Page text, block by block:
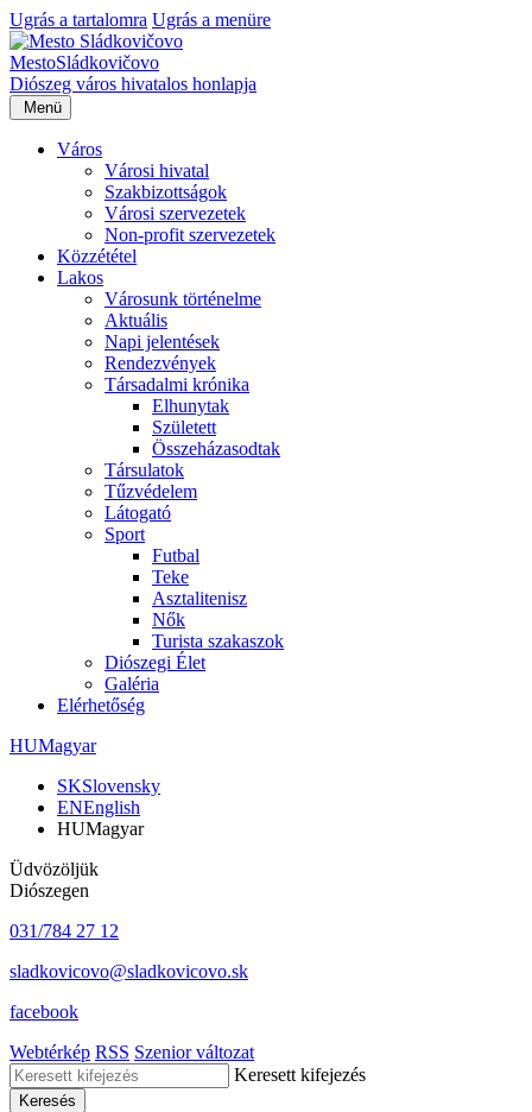
Ugrás a tartalomra Ugrás a menüre
MestoSládkovičovo
Diószeg város hivatalos honlapja
Menü
Város
Városi hivatal
Szakbizottságok
Városi szervezetek
Non-profit szervezetek
Közzététel
Lakos
Városunk történelme
Aktuális
Napi jelentések
Rendezvények
Társadalmi krónika
Elhunytak
Született
Összeházasodtak
Társulatok
Tűzvédelem
Látogató
Sport
Futbal
Teke
Asztalitenisz
Nők
Turista szakaszok
Diószegi Élet
Galéria
Elérhetőség
HUMagyar
SKSlovensky
ENEnglish
HUMagyar
Üdvözöljük
Diószegen
031/784 27 12
sladkovicovo@sladkovicovo.sk
facebook
Webtérkép RSS Szenior változat
Keresett kifejezés
Keresés